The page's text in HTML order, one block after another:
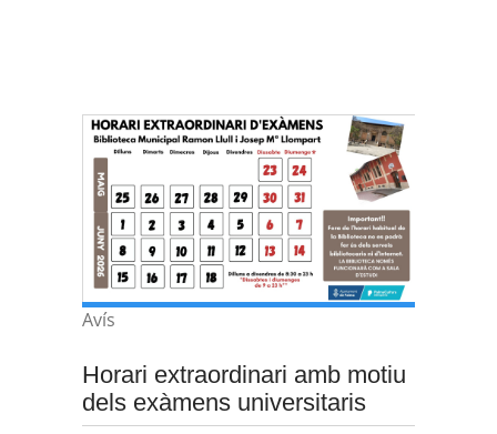
Avís
Horari extraordinari amb motiu
dels exàmens universitaris